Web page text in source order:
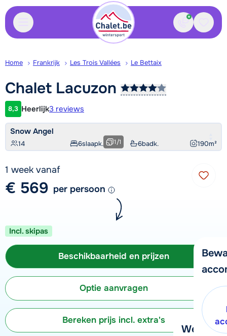
Contact
We
Home Frankrijk Les Trois Vallées Le Bettaix
Chalet Lacuzon
Klantwaardering
8,3 Heerlijk3 reviews
Snow Angel
14 6slaapk. 6badk. 190m²
1/1
1 week vanaf
€ 569 per persoon
Incl. skipas
Beschikbaarheid en prijzen
Optie aanvragen
Bereken prijs incl. extra's